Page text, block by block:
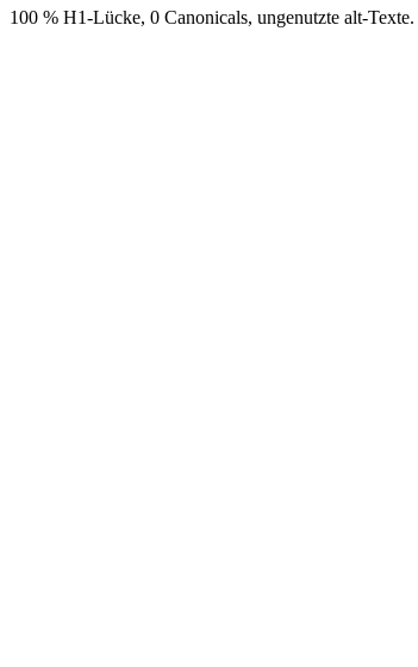
100 % H1-Lücke, 0 Canonicals, ungenutzte alt-Texte.